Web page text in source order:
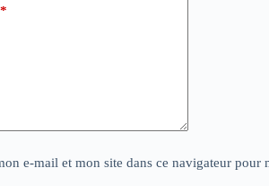
*
e-mail et mon site dans ce navigateur pour